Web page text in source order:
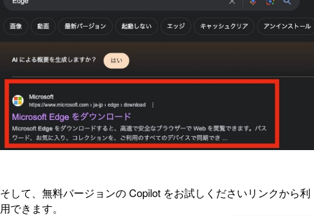
そして、無料バージョンの Copilot をお試しくださいリンクから利
用できます。